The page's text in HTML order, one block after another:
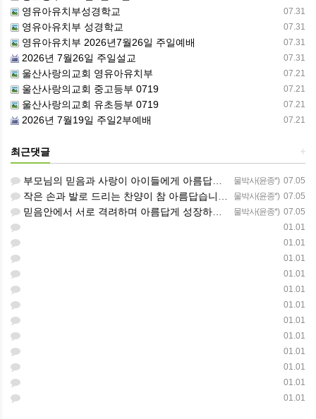
07.31
영유아유치부성경학교
07.31
영유아유치부 성경학교
07.31
영유아유치부 2026년7월26일 주일예배
07.31
2026년 7월26일 주일설교
07.21
울산사랑의교회 영유아유치부
07.21
울산사랑의교회 중고등부 0719
07.21
울산사랑의교회 유초등부 0719
07.21
2026년 7월19일 주일2부예배
+
최근댓글
물박사(윤종*) 07.05
부모님의 믿음과 사랑이 아이들에게 아름답게 이어지길 축복합니다
물박사(윤종*) 07.05
작은 손과 발로 드리는 찬양이 참 아름답습니다 하나님의 사랑이 늘 함께하길 기도합니다
물박사(윤종*) 07.05
믿음안에서 서로 격려하며 아름답게 성장하는 중고등부가 되길 응원합니다
01.01
01.01
01.01
01.01
01.01
01.01
01.01
01.01
01.01
01.01
01.01
01.01